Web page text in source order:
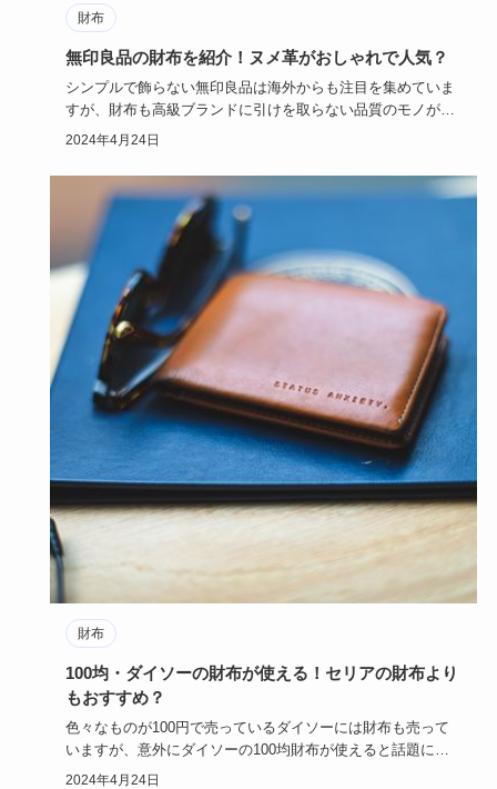
財布
無印良品の財布を紹介！ヌメ革がおしゃれで人気？
シンプルで飾らない無印良品は海外からも注目を集めていま
すが、財布も高級ブランドに引けを取らない品質のモノがコ
スパ良く使える…
2024年4月24日
財布
100均・ダイソーの財布が使える！セリアの財布より
もおすすめ？
色々なものが100円で売っているダイソーには財布も売って
いますが、意外にダイソーの100均財布が使えると話題にな
っています…
2024年4月24日